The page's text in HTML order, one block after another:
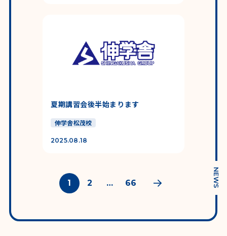
夏期講習会後半始まります
伸学舎松茂校
2025.08.18
投稿のページ送り
1 2 … 66 NEWS